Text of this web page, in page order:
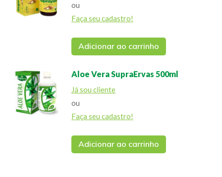
ou
Faça seu cadastro!
Adicionar ao carrinho
Aloe Vera SupraErvas 500ml
Já sou cliente
ou
Faça seu cadastro!
Adicionar ao carrinho